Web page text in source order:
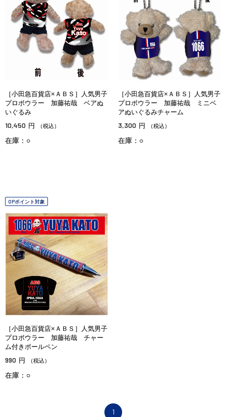
［小田急百貨店×ＡＢＳ］人気男子
プロボウラー 加藤祐哉 ベアぬ
いぐるみ
10,450 円 （税込）
在庫：○
［小田急百貨店×ＡＢＳ］人気男子
プロボウラー 加藤祐哉 ミニベ
アぬいぐるみチャーム
3,300 円 （税込）
在庫：○
OPポイント対象
［小田急百貨店×ＡＢＳ］人気男子
プロボウラー 加藤祐哉 チャー
ム付きボールペン
990 円 （税込）
在庫：○
1